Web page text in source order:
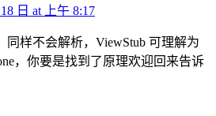
日 at 上午 8:17
同样不会解析，ViewStub 可理解为
，你要是找到了原理欢迎回来告诉